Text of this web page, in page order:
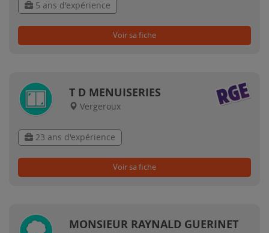
5 ans d'expérience
Voir sa fiche
T D MENUISERIES
Vergeroux
23 ans d'expérience
Voir sa fiche
MONSIEUR RAYNALD GUERINET